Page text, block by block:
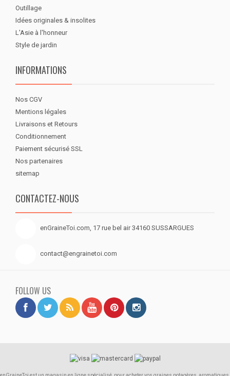
Outillage
Idées originales & insolites
L'Asie à l'honneur
Style de jardin
INFORMATIONS
Nos CGV
Mentions légales
Livraisons et Retours
Conditionnement
Paiement sécurisé SSL
Nos partenaires
sitemap
CONTACTEZ-NOUS
enGraineToi.com, 17 rue bel air 34160 SUSSARGUES
contact@engrainetoi.com
FOLLOW US